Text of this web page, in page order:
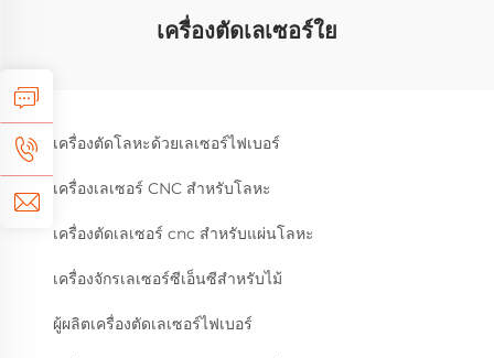
เครื่องตัดเลเซอร์ใย
เครื่องตัดโลหะด้วยเลเซอร์ไฟเบอร์
เครื่องเลเซอร์ CNC สำหรับโลหะ
เครื่องตัดเลเซอร์ cnc สำหรับแผ่นโลหะ
เครื่องจักรเลเซอร์ซีเอ็นซีสำหรับไม้
ผู้ผลิตเครื่องตัดเลเซอร์ไฟเบอร์